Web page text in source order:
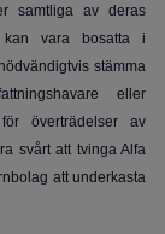
samtliga av deras
kan vara bosatta i
stämma
eller
överträdelser av
svårt att tvinga Alfa
att underkasta